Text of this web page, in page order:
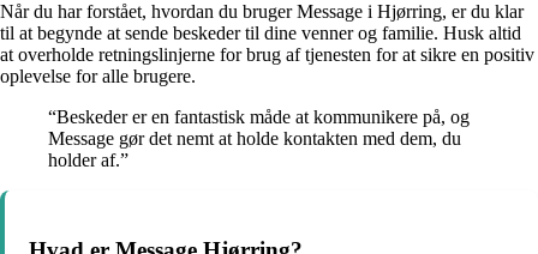
Når du har forstået, hvordan du bruger Message i Hjørring, er du klar
til at begynde at sende beskeder til dine venner og familie. Husk altid
at overholde retningslinjerne for brug af tjenesten for at sikre en positiv
oplevelse for alle brugere.
“Beskeder er en fantastisk måde at kommunikere på, og
Message gør det nemt at holde kontakten med dem, du
holder af.”